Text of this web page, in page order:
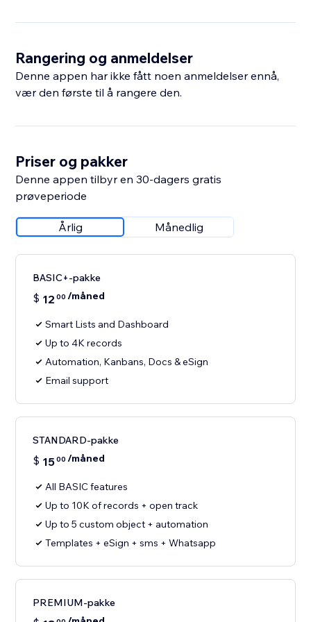
Rangering og anmeldelser
Denne appen har ikke fått noen anmeldelser ennå,
vær den første til å rangere den.
Priser og pakker
Denne appen tilbyr en 30-dagers gratis
prøveperiode
Årlig Månedlig
BASIC+-pakke
$ 12 00 /måned
Smart Lists and Dashboard
Up to 4K records
Automation, Kanbans, Docs & eSign
Email support
STANDARD-pakke
$ 1500 /måned
All BASIC features
Up to 10K of records + open track
Up to 5 custom object + automation
Templates + eSign + sms + Whatsapp
PREMIUM-pakke